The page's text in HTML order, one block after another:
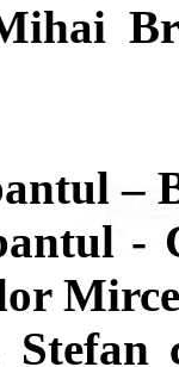
–
-